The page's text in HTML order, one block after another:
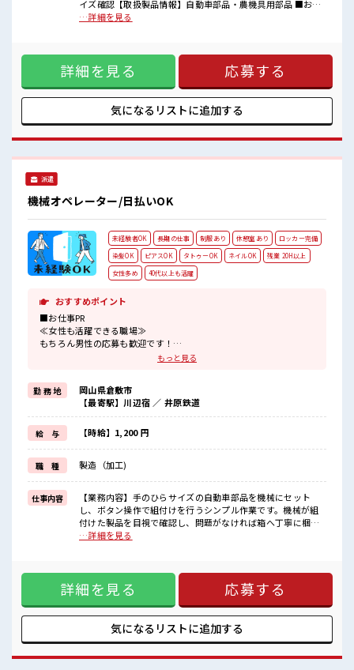
オンオフの切替もできちゃう！
残業がしっかりあるお仕事！
イズ確認【取扱製品情報】自動車部品・農機具用部品 ■お仕
事PR ≪残業で収入アップ≫ 高収入を希望される方にオスス
きる≫ 新しいことにチャレンジするのは不安だけど、 しっか
り働く環境が整っています！ イチからスキルUP・ステップ
UP目指していきましょう！ ≪自分に合った期間で働ける≫ 福
利厚生が整った派遣のお仕事です！ ■職場の雰囲気 ≪20代の
方が多数活躍中の職場≫ しっかり休める休憩室あり！ オンオ
フの切替もできちゃう！ ロッカーあり！ 安心してお仕事に集
…詳細を見る
詳細を見る 応募する
気になるリストに追加する
派遣
機械オペレーター/日払いOK
未経験者OK 長期の仕事 制服あり 休憩室あり
ロッカー完備
染髪OK
ピアスOK タトゥーOK ネイルOK
残業 20H以上
女性多め
40代以上も活躍
おすすめポイント
■お仕事PR
≪女性も活躍できる職場≫
もちろん男性の応募も歓迎です！
残業は月20時間以上あります♪
≪髪型自由≫
基本的に髪色自由で明るすぎたり奇抜でなければOKです！
(規定有)≪ラクラク制服アリ≫
制服があるので、
毎日の服装の悩み解消♪
≪未経験OKの仕事≫
新しいことにチャレンジするのは不安だけど、
しっかり働く環境が整っています！
イチからスキルUP・ステップUP目指していきましょう！
■職場の雰囲気
女性が多めの職場です♪
仕事の合間の息抜きは休憩室で♪
持ち物が多いあなたにもぴったり☆
ロッカー付き職場♪
もっと見る
勤 務 地
岡山県倉敷市
【最寄駅】川辺宿 ／ 井原鉄道
給 与 【時給】1,200 円
職 種 製造（加工)
仕事内容
【業務内容】手のひらサイズの自動車部品を機械にセット
し、ボタン操作で組付けを行うシンプル作業です。機械が組
付けた製品を目視で確認し、問題がなければ箱へ丁寧に梱包
します。・部品セット・ボタン操作:小型部品を機械にセット
受け渡し軽作業中心で、未経験でもすぐに覚えられる簡単ワ
ーク。コツコツ進める作業が好きな方にピッタリです。【取
扱製品】自動車の内装部品(小型パーツ)を扱います。扱う部品
は軽量で、女性スタッフも多数活躍している職場です。 ■お
仕事PR ≪女性も活躍できる職場≫ もちろん男性の応募も歓迎
です！ ≪残業で収入アップ≫ 高収入を希望される方にオスス
色自由で明るすぎたり奇抜でなければOKです！ (規定有)≪ラ
…詳細を見る
詳細を見る 応募する
気になるリストに追加する